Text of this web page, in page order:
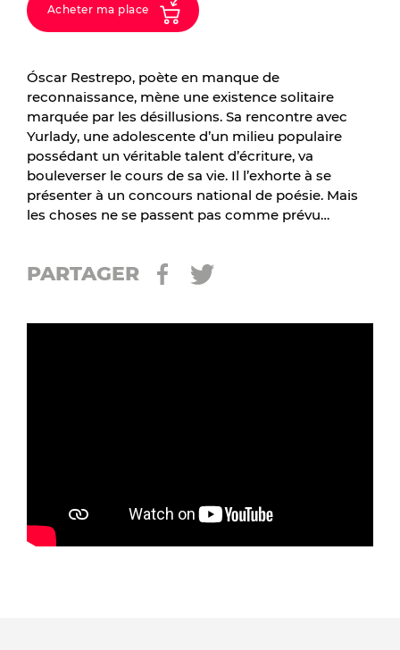
Acheter ma place
Óscar Restrepo, poète en manque de
reconnaissance, mène une existence solitaire
marquée par les désillusions. Sa rencontre avec
Yurlady, une adolescente d’un milieu populaire
possédant un véritable talent d’écriture, va
bouleverser le cours de sa vie. Il l’exhorte à se
présenter à un concours national de poésie. Mais
les choses ne se passent pas comme prévu…
PARTAGER